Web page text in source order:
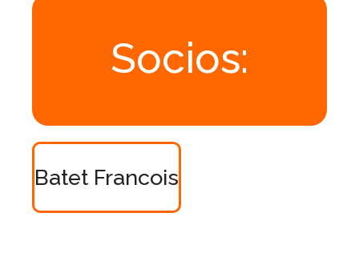
Socios:
Batet Francois